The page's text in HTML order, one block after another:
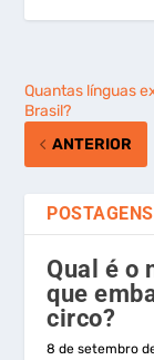
Quantas línguas
Brasil?
ANTERIOR
Qual é o
que
circo?
8 de setembro